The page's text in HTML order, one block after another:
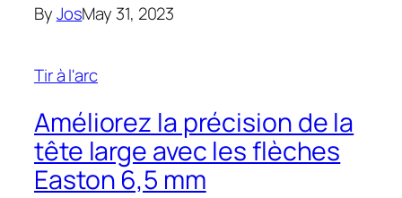
ByJosMay 31, 2023
Tir à l'arc
Améliorez la précision de la
tête large avec les flèches
Easton 6,5 mm